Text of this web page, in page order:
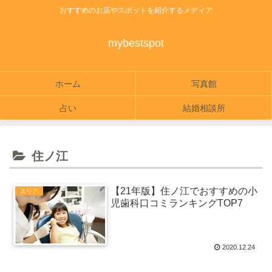
おすすめのお店やスポットを紹介するメディア
mybestspot
ホーム 写真館
占い 結婚相談所
住ノ江
エリア
【21年版】住ノ江でおすすめの小
児歯科口コミランキングTOP7
2020.12.24